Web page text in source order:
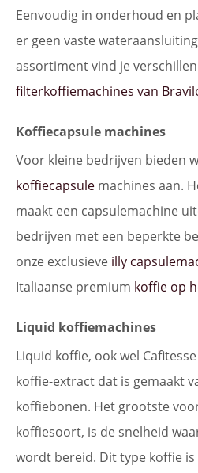
Eenvoudig in onderhoud en
er geen vaste
assortiment vind je
filterkoffiemachines van
Koffiecapsule machines
Voor kleine bedrijven bieden
koffiecapsule machines aan.
maakt een capsulemachine
bedrijven met een beperkte
onze exclusieve illy
Italiaanse premium koffie op
Liquid koffiemachines
Liquid koffie, ook wel
koffie-extract dat is gemaakt
koffiebonen. Het grootste
koffiesoort, is de snelheid
wordt bereid. Dit type koffie